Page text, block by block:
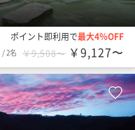
ポイント即利用で最大4％OFF
/2名 ￥9,508〜 ￥9,127〜